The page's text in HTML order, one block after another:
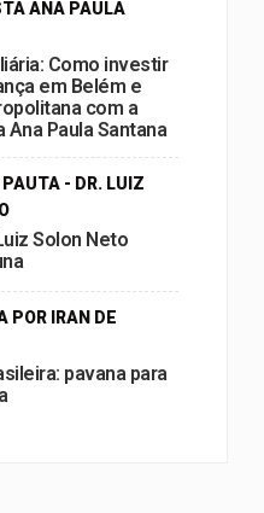
ANA PAULA
Como investir
em Belém e
com a
Paula Santana
PAUTA - DR. LUIZ
Solon Neto
POR IRAN DE
pavana para